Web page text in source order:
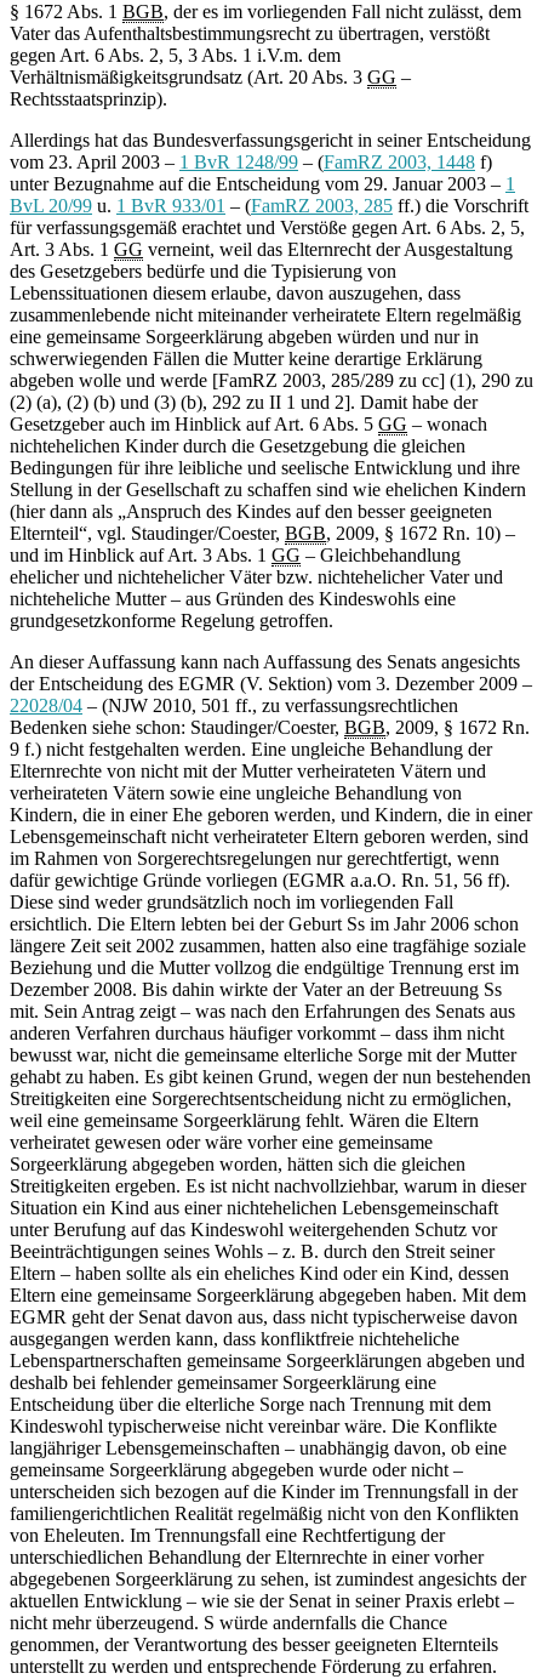
§ 1672 Abs. 1 BGB, der es im vorliegenden Fall nicht zulässt, dem
Vater das Aufenthaltsbestimmungsrecht zu übertragen, verstößt
gegen Art. 6 Abs. 2, 5, 3 Abs. 1 i.V.m. dem
Verhältnismäßigkeitsgrundsatz (Art. 20 Abs. 3 GG –
Rechtsstaatsprinzip).
Allerdings hat das Bundesverfassungsgericht in seiner Entscheidung
vom 23. April 2003 – 1 BvR 1248/99 – (FamRZ 2003, 1448 f)
unter Bezugnahme auf die Entscheidung vom 29. Januar 2003 – 1
BvL 20/99 u. 1 BvR 933/01 – (FamRZ 2003, 285 ff.) die Vorschrift
für verfassungsgemäß erachtet und Verstöße gegen Art. 6 Abs. 2, 5,
Art. 3 Abs. 1 GG verneint, weil das Elternrecht der Ausgestaltung
des Gesetzgebers bedürfe und die Typisierung von
Lebenssituationen diesem erlaube, davon auszugehen, dass
zusammenlebende nicht miteinander verheiratete Eltern regelmäßig
eine gemeinsame Sorgeerklärung abgeben würden und nur in
schwerwiegenden Fällen die Mutter keine derartige Erklärung
abgeben wolle und werde [FamRZ 2003, 285/289 zu cc] (1), 290 zu
(2) (a), (2) (b) und (3) (b), 292 zu II 1 und 2]. Damit habe der
Gesetzgeber auch im Hinblick auf Art. 6 Abs. 5 GG – wonach
nichtehelichen Kinder durch die Gesetzgebung die gleichen
Bedingungen für ihre leibliche und seelische Entwicklung und ihre
Stellung in der Gesellschaft zu schaffen sind wie ehelichen Kindern
(hier dann als „Anspruch des Kindes auf den besser geeigneten
Elternteil“, vgl. Staudinger/Coester, BGB, 2009, § 1672 Rn. 10) –
und im Hinblick auf Art. 3 Abs. 1 GG – Gleichbehandlung
ehelicher und nichtehelicher Väter bzw. nichtehelicher Vater und
nichteheliche Mutter – aus Gründen des Kindeswohls eine
grundgesetzkonforme Regelung getroffen.
An dieser Auffassung kann nach Auffassung des Senats angesichts
der Entscheidung des EGMR (V. Sektion) vom 3. Dezember 2009 –
22028/04 – (NJW 2010, 501 ff., zu verfassungsrechtlichen
Bedenken siehe schon: Staudinger/Coester, BGB, 2009, § 1672 Rn.
9 f.) nicht festgehalten werden. Eine ungleiche Behandlung der
Elternrechte von nicht mit der Mutter verheirateten Vätern und
verheirateten Vätern sowie eine ungleiche Behandlung von
Kindern, die in einer Ehe geboren werden, und Kindern, die in einer
Lebensgemeinschaft nicht verheirateter Eltern geboren werden, sind
im Rahmen von Sorgerechtsregelungen nur gerechtfertigt, wenn
dafür gewichtige Gründe vorliegen (EGMR a.a.O. Rn. 51, 56 ff).
Diese sind weder grundsätzlich noch im vorliegenden Fall
ersichtlich. Die Eltern lebten bei der Geburt Ss im Jahr 2006 schon
längere Zeit seit 2002 zusammen, hatten also eine tragfähige soziale
Beziehung und die Mutter vollzog die endgültige Trennung erst im
Dezember 2008. Bis dahin wirkte der Vater an der Betreuung Ss
mit. Sein Antrag zeigt – was nach den Erfahrungen des Senats aus
anderen Verfahren durchaus häufiger vorkommt – dass ihm nicht
bewusst war, nicht die gemeinsame elterliche Sorge mit der Mutter
gehabt zu haben. Es gibt keinen Grund, wegen der nun bestehenden
Streitigkeiten eine Sorgerechtsentscheidung nicht zu ermöglichen,
weil eine gemeinsame Sorgeerklärung fehlt. Wären die Eltern
verheiratet gewesen oder wäre vorher eine gemeinsame
Sorgeerklärung abgegeben worden, hätten sich die gleichen
Streitigkeiten ergeben. Es ist nicht nachvollziehbar, warum in dieser
Situation ein Kind aus einer nichtehelichen Lebensgemeinschaft
unter Berufung auf das Kindeswohl weitergehenden Schutz vor
Beeinträchtigungen seines Wohls – z. B. durch den Streit seiner
Eltern – haben sollte als ein eheliches Kind oder ein Kind, dessen
Eltern eine gemeinsame Sorgeerklärung abgegeben haben. Mit dem
EGMR geht der Senat davon aus, dass nicht typischerweise davon
ausgegangen werden kann, dass konfliktfreie nichteheliche
Lebenspartnerschaften gemeinsame Sorgeerklärungen abgeben und
deshalb bei fehlender gemeinsamer Sorgeerklärung eine
Entscheidung über die elterliche Sorge nach Trennung mit dem
Kindeswohl typischerweise nicht vereinbar wäre. Die Konflikte
langjähriger Lebensgemeinschaften – unabhängig davon, ob eine
gemeinsame Sorgeerklärung abgegeben wurde oder nicht –
unterscheiden sich bezogen auf die Kinder im Trennungsfall in der
familiengerichtlichen Realität regelmäßig nicht von den Konflikten
von Eheleuten. Im Trennungsfall eine Rechtfertigung der
unterschiedlichen Behandlung der Elternrechte in einer vorher
abgegebenen Sorgeerklärung zu sehen, ist zumindest angesichts der
aktuellen Entwicklung – wie sie der Senat in seiner Praxis erlebt –
nicht mehr überzeugend. S würde andernfalls die Chance
genommen, der Verantwortung des besser geeigneten Elternteils
unterstellt zu werden und entsprechende Förderung zu erfahren.